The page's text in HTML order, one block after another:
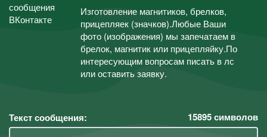
Изготовление магнитиков, брелков,
прицепляек (значков).Любые Ваши
фото (изображения) мы запечатаем в
брелок, магнитик или прицепляйку.По
интересующим вопросам писать в лс
или оставить заявку.
Текст сообщения: 15895символов